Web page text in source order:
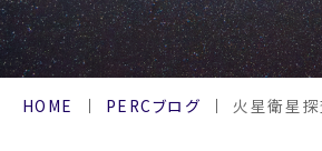
HOME PERCブログ 火星衛星探